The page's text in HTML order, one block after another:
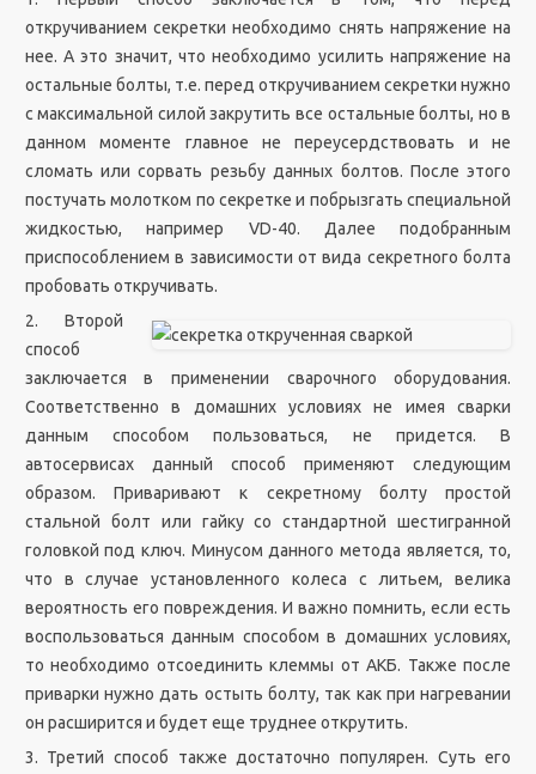
откручиванием секретки необходимо снять напряжение на
нее. А это значит, что необходимо усилить напряжение на
остальные болты, т.е. перед откручиванием секретки нужно
с максимальной силой закрутить все остальные болты, но в
данном моменте главное не переусердствовать и не
сломать или сорвать резьбу данных болтов. После этого
постучать молотком по секретке и побрызгать специальной
жидкостью, например VD-40. Далее подобранным
приспособлением в зависимости от вида секретного болта
пробовать откручивать.
2. Второй
способ
заключается в применении сварочного оборудования.
Соответственно в домашних условиях не имея сварки
данным способом пользоваться, не придется. В
автосервисах данный способ применяют следующим
образом. Приваривают к секретному болту простой
стальной болт или гайку со стандартной шестигранной
головкой под ключ. Минусом данного метода является, то,
что в случае установленного колеса с литьем, велика
вероятность его повреждения. И важно помнить, если есть
воспользоваться данным способом в домашних условиях,
то необходимо отсоединить клеммы от АКБ. Также после
приварки нужно дать остыть болту, так как при нагревании
он расширится и будет еще труднее открутить.
3. Третий способ также достаточно популярен. Суть его